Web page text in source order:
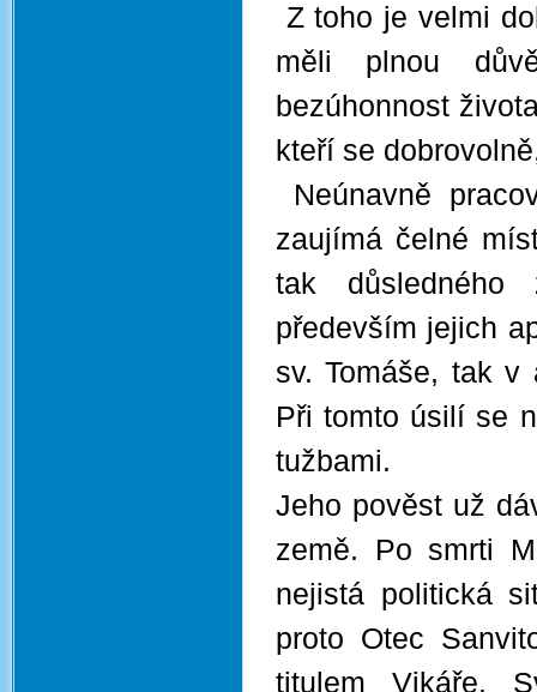
Z toho je velmi
měli plnou
bezúhonnost
kteří se
Neúnavně
zaujímá čelné
tak důsledného
především jejich
sv. Tomáše, tak v
Při tomto úsilí se
tužbami.
Jeho pověst už
země. Po smrti
nejistá politická
proto Otec
titulem Vikáře.